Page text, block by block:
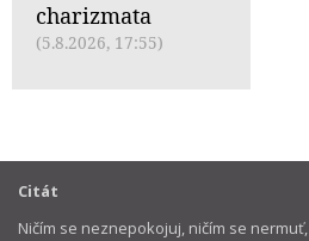
charizmata
(5.8.2026, 17:55)
Citát
Ničím se neznepokojuj, ničím se nermuť,